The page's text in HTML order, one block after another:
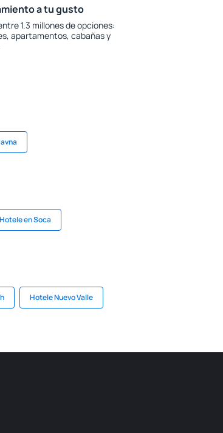
a tu gusto
1.3 millones de opciones:
apartamentos, cabañas y
Hotele en Soca
Hotele Nuevo Valle